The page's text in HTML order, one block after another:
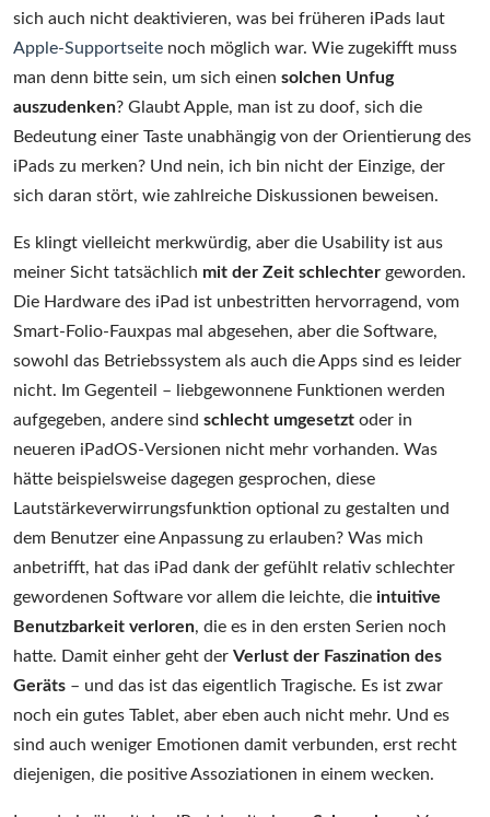
sich auch nicht deaktivieren, was bei früheren iPads laut
Apple-Supportseite noch möglich war. Wie zugekifft muss
man denn bitte sein, um sich einen solchen Unfug
auszudenken? Glaubt Apple, man ist zu doof, sich die
Bedeutung einer Taste unabhängig von der Orientierung des
iPads zu merken? Und nein, ich bin nicht der Einzige, der
sich daran stört, wie zahlreiche Diskussionen beweisen.
Es klingt vielleicht merkwürdig, aber die Usability ist aus
meiner Sicht tatsächlich mit der Zeit schlechter geworden.
Die Hardware des iPad ist unbestritten hervorragend, vom
Smart-Folio-Fauxpas mal abgesehen, aber die Software,
sowohl das Betriebssystem als auch die Apps sind es leider
nicht. Im Gegenteil – liebgewonnene Funktionen werden
aufgegeben, andere sind schlecht umgesetzt oder in
neueren iPadOS-Versionen nicht mehr vorhanden. Was
hätte beispielsweise dagegen gesprochen, diese
Lautstärkeverwirrungsfunktion optional zu gestalten und
dem Benutzer eine Anpassung zu erlauben? Was mich
anbetrifft, hat das iPad dank der gefühlt relativ schlechter
gewordenen Software vor allem die leichte, die intuitive
Benutzbarkeit verloren, die es in den ersten Serien noch
hatte. Damit einher geht der Verlust der Faszination des
Geräts – und das ist das eigentlich Tragische. Es ist zwar
noch ein gutes Tablet, aber eben auch nicht mehr. Und es
sind auch weniger Emotionen damit verbunden, erst recht
diejenigen, die positive Assoziationen in einem wecken.